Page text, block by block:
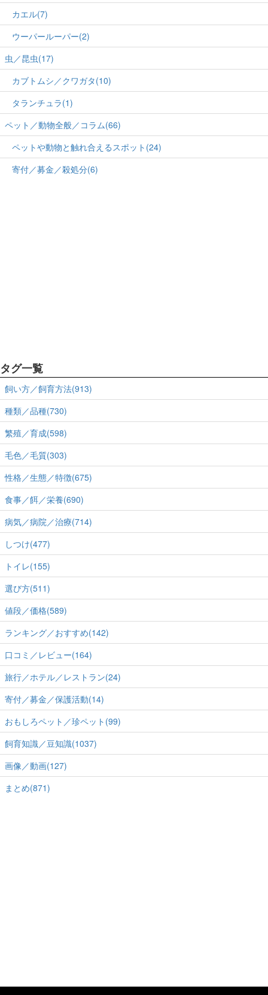
カエル(7)
ウーパールーパー(2)
虫／昆虫(17)
カブトムシ／クワガタ(10)
タランチュラ(1)
ペット／動物全般／コラム(66)
ペットや動物と触れ合えるスポット(24)
寄付／募金／殺処分(6)
タグ一覧
飼い方／飼育方法(913)
種類／品種(730)
繁殖／育成(598)
毛色／毛質(303)
性格／生態／特徴(675)
食事／餌／栄養(690)
病気／病院／治療(714)
しつけ(477)
トイレ(155)
選び方(511)
値段／価格(589)
ランキング／おすすめ(142)
口コミ／レビュー(164)
旅行／ホテル／レストラン(24)
寄付／募金／保護活動(14)
おもしろペット／珍ペット(99)
飼育知識／豆知識(1037)
画像／動画(127)
まとめ(871)